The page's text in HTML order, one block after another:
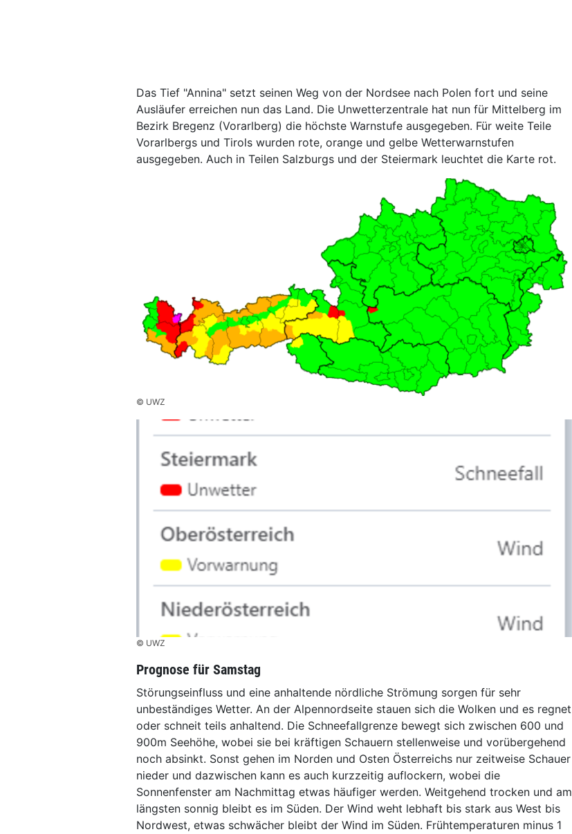
Das Tief "Annina" setzt seinen Weg von der Nordsee nach Polen fort und seine
Ausläufer erreichen nun das Land. Die Unwetterzentrale hat nun für Mittelberg im
Bezirk Bregenz (Vorarlberg) die höchste Warnstufe ausgegeben. Für weite Teile
Vorarlbergs und Tirols wurden rote, orange und gelbe Wetterwarnstufen
ausgegeben. Auch in Teilen Salzburgs und der Steiermark leuchtet die Karte rot.
© UWZ
© UWZ
Prognose für Samstag
Störungseinfluss und eine anhaltende nördliche Strömung sorgen für sehr
unbeständiges Wetter. An der Alpennordseite stauen sich die Wolken und es regnet
oder schneit teils anhaltend. Die Schneefallgrenze bewegt sich zwischen 600 und
900m Seehöhe, wobei sie bei kräftigen Schauern stellenweise und vorübergehend
noch absinkt. Sonst gehen im Norden und Osten Österreichs nur zeitweise Schauer
nieder und dazwischen kann es auch kurzzeitig auflockern, wobei die
Sonnenfenster am Nachmittag etwas häufiger werden. Weitgehend trocken und am
längsten sonnig bleibt es im Süden. Der Wind weht lebhaft bis stark aus West bis
Nordwest, etwas schwächer bleibt der Wind im Süden. Frühtemperaturen minus 1